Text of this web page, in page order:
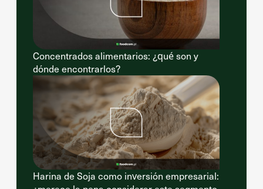
Concentrados alimentarios: ¿qué son y
dónde encontrarlos?
Harina de Soja como inversión empresarial: